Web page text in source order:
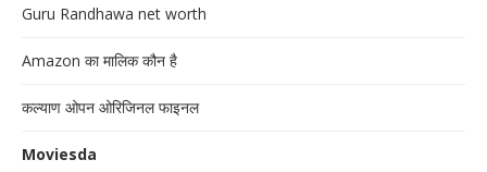
Guru Randhawa net worth
Amazon का मालिक कौन है
कल्याण ओपन ओरिजिनल फाइनल
Moviesda